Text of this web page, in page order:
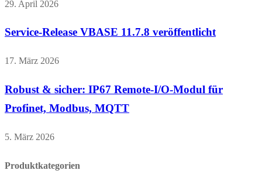
29. April 2026
Service-Release VBASE 11.7.8 veröffentlicht
17. März 2026
Robust & sicher: IP67 Remote-I/O-Modul für
Profinet, Modbus, MQTT
5. März 2026
Produktkategorien